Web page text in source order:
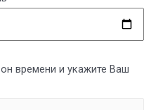
времени и укажите Ваш